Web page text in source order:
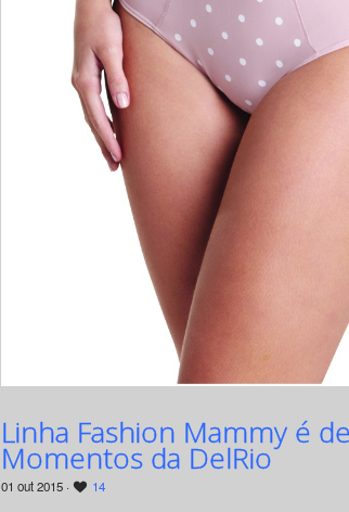
Linha Fashion Mammy é
Momentos da DelRio
01 out 2015 · 14